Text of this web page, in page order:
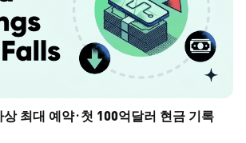
최대 예약·첫 100억달러 현금 기록